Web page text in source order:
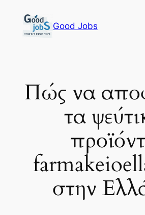
content
Good Jobs
Πώς να
τα
στην